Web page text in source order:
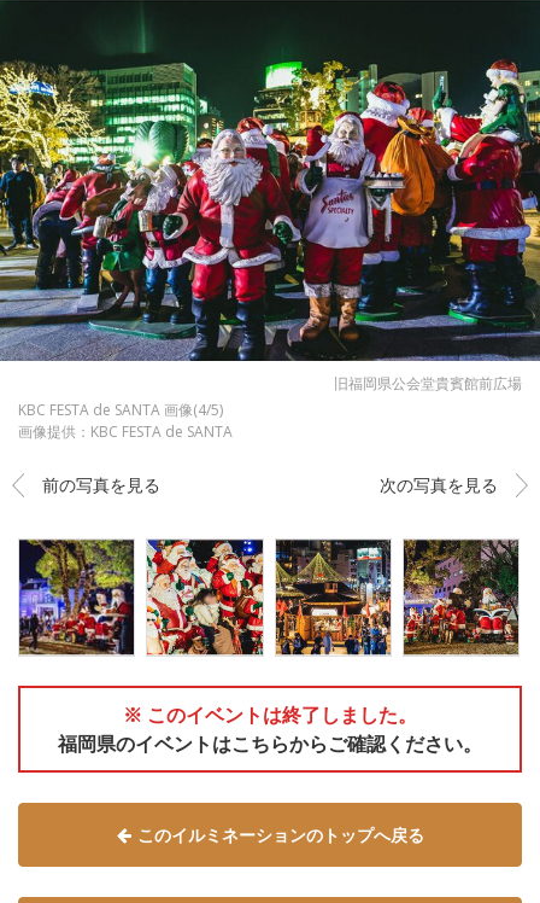
旧福岡県公会堂貴賓館前広場
KBC FESTA de SANTA 画像(4/5)
画像提供：KBC FESTA de SANTA
前の写真を見る 次の写真を見る
※ このイベントは終了しました。
福岡県のイベントはこちらからご確認ください。
このイルミネーションのトップへ戻る